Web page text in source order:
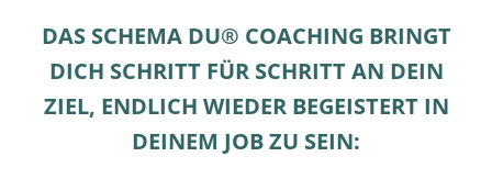
DAS SCHEMA DU® COACHING BRINGT
DICH SCHRITT FÜR SCHRITT AN DEIN
ZIEL, ENDLICH WIEDER BEGEISTERT IN
DEINEM JOB ZU SEIN: